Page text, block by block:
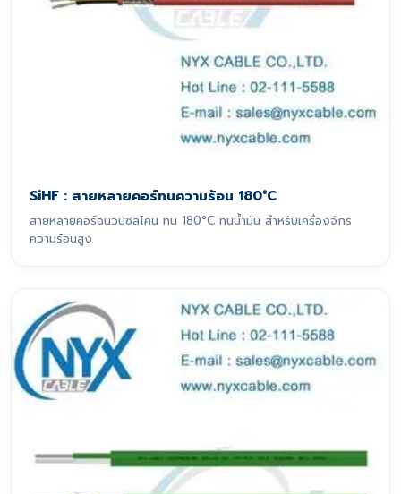
SiHF : สายหลายคอร์ทนความร้อน 180°C
สายหลายคอร์ฉนวนซิลิโคน ทน 180°C ทนน้ำมัน สำหรับเครื่องจักร
ความร้อนสูง